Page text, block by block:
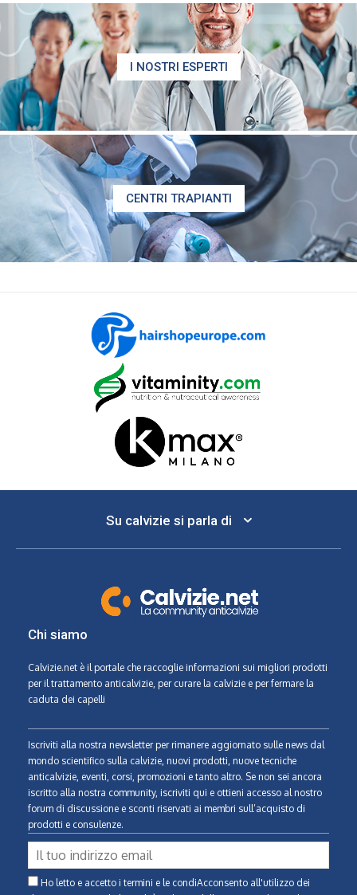
I NOSTRI ESPERTI
CENTRI TRAPIANTI
Su calvizie si parla di
Chi siamo
Calvizie.net è il portale che raccoglie informazioni sui migliori prodotti
per il trattamento anticalvizie, per curare la calvizie e per fermare la
caduta dei capelli
Iscriviti alla nostra newsletter per rimanere aggiornato sulle news dal
mondo scientifico sulla calvizie, nuovi prodotti, nuove tecniche
anticalvizie, eventi, corsi, promozioni e tanto altro. Se non sei ancora
iscritto alla nostra community, iscriviti qui e ottieni accesso al nostro
forum di discussione e sconti riservati ai membri sull’acquisto di
prodotti e consulenze.
Ho letto e accetto i termini e le condiAcconsento all'utilizzo dei